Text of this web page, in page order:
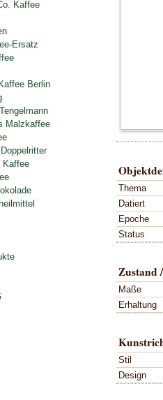
Thema
Datiert
Epoche
Status
Zustand
Maße
Erhaltung
Stil
Design
Kaffee
Ersatz
Berlin
Malzkaffee
Kaffee